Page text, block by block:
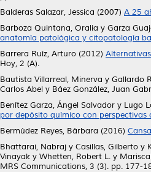
Balderas Salazar, Jessica (2007) A 25
Barboza Quintana, Oralia y Garza
anatomía patológica y citopatología
Barrera Ruíz, Arturo (2012)
Hoy, 2 (A).
Bautista Villarreal, Minerva y Gallardo
Carlos Abel y Báez González, Juan
Benítez Garza, Ángel Salvador y Lugo
por depósito químico con perspectivas
Bermúdez Reyes, Bárbara (2016)
Bhattarai, Nabraj y Casillas, Gilberto y
Vinayak y Whetten, Robert L. y
MRS Communications, 3 (3). pp. 177-